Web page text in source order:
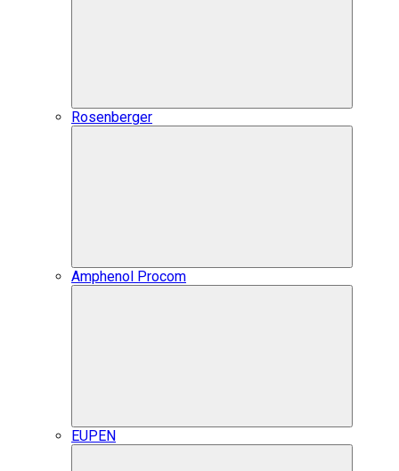
Rosenberger
Amphenol Procom
EUPEN